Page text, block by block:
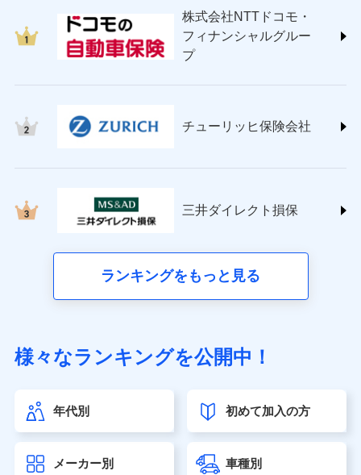
ＳＯＭＰＯダイレクト損害保険株式会社
(https://www.sompo-direct.co.jp/)
チューリッヒ保険会社 (https://www.zurich.co.jp/)
(https://www.nisshinfire.co.jp/)
(https://www.petfamilyins.co.jp/)
ins.com/)
三井ダイレクト損害保険株式会社
（https://www.sonylife.co.jp）
第一ネオ生命保険株式会社（https://neofirst.co.jp/）
大樹生命保険株式会社（https://www.taiju-life.co.jp）
seimei.co.jp）
株式会社NTTドコモ・
フィナンシャルグルー
プ
チューリッヒ保険会社
三井ダイレクト損保
ランキングをもっと見る
様々なランキングを公開中！
年代別 初めて加入の方
メーカー別 車種別